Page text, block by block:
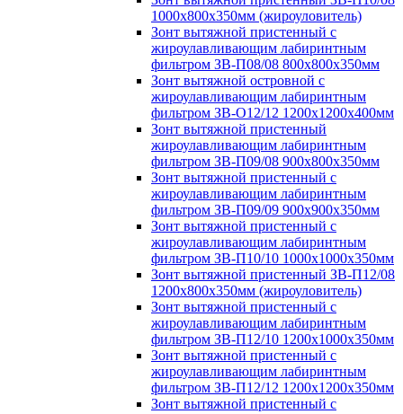
1000х800х350мм (жироуловитель)
Зонт вытяжной пристенный с
жироулавливающим лабиринтным
фильтром ЗВ-П08/08 800х800х350мм
Зонт вытяжной островной с
жироулавливающим лабиринтным
фильтром ЗВ-О12/12 1200х1200х400мм
Зонт вытяжной пристенный
жироулавливающим лабиринтным
фильтром ЗВ-П09/08 900х800х350мм
Зонт вытяжной пристенный с
жироулавливающим лабиринтным
фильтром ЗВ-П09/09 900х900х350мм
Зонт вытяжной пристенный с
жироулавливающим лабиринтным
фильтром ЗВ-П10/10 1000х1000х350мм
Зонт вытяжной пристенный ЗВ-П12/08
1200х800х350мм (жироуловитель)
Зонт вытяжной пристенный с
жироулавливающим лабиринтным
фильтром ЗВ-П12/10 1200х1000х350мм
Зонт вытяжной пристенный с
жироулавливающим лабиринтным
фильтром ЗВ-П12/12 1200х1200х350мм
Зонт вытяжной пристенный с